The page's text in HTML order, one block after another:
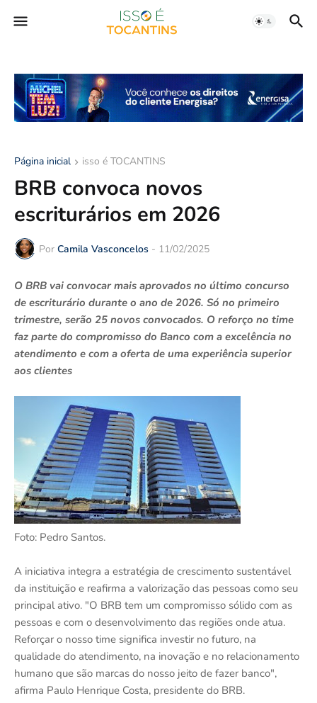
Página inicial isso é TOCANTINS
BRB convoca novos
escriturários em 2026
Por Camila Vasconcelos - 11/02/2025
O BRB vai convocar mais aprovados no último concurso
de escriturário durante o ano de 2026. Só no primeiro
trimestre, serão 25 novos convocados. O reforço no time
faz parte do compromisso do Banco com a excelência no
atendimento e com a oferta de uma experiência superior
aos clientes
Foto: Pedro Santos.
A iniciativa integra a estratégia de crescimento sustentável
da instituição e reafirma a valorização das pessoas como seu
principal ativo. "O BRB tem um compromisso sólido com as
pessoas e com o desenvolvimento das regiões onde atua.
Reforçar o nosso time significa investir no futuro, na
qualidade do atendimento, na inovação e no relacionamento
humano que são marcas do nosso jeito de fazer banco",
afirma Paulo Henrique Costa, presidente do BRB.